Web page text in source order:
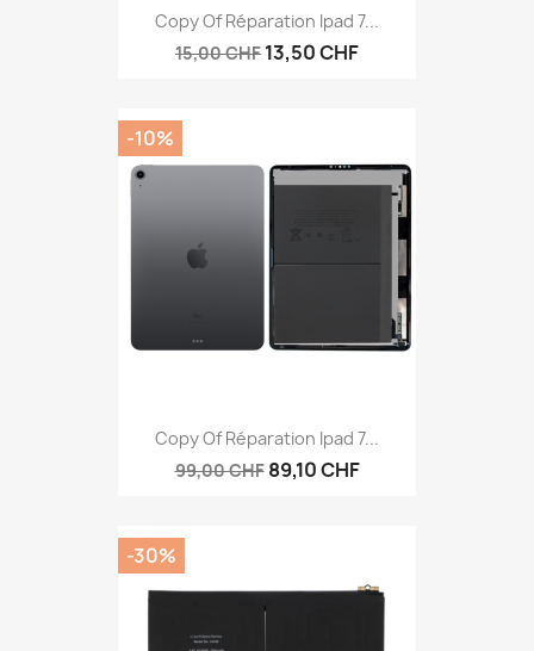
Copy Of Réparation Ipad 7...
15,00 CHF 13,50 CHF
Copy Of Réparation Ipad 7...
99,00 CHF 89,10 CHF
-10%
-30%